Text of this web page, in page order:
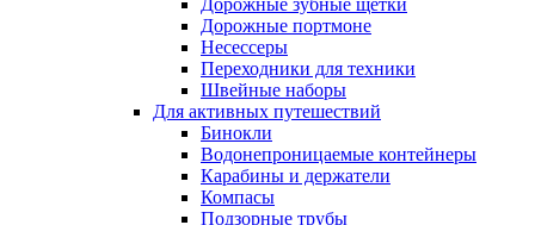
Дорожные портмоне
Несессеры
Переходники для техники
Швейные наборы
Для активных путешествий
Бинокли
Водонепроницаемые контейнеры
Карабины и держатели
Компасы
Подзорные трубы